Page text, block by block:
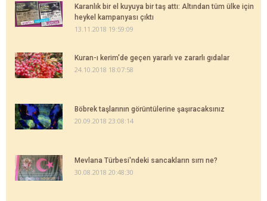
Karanlık bir el kuyuya bir taş attı: Altından tüm ülke için
heykel kampanyası çıktı
13.11.2018 19:59:09
Kuran-ı kerim'de geçen yararlı ve zararlı gıdalar
24.10.2018 18:07:58
Böbrek taşlarının görüntülerine şaşıracaksınız
20.09.2018 23:08:14
Mevlana Türbesi'ndeki sancakların sırrı ne?
30.08.2018 20:48:30